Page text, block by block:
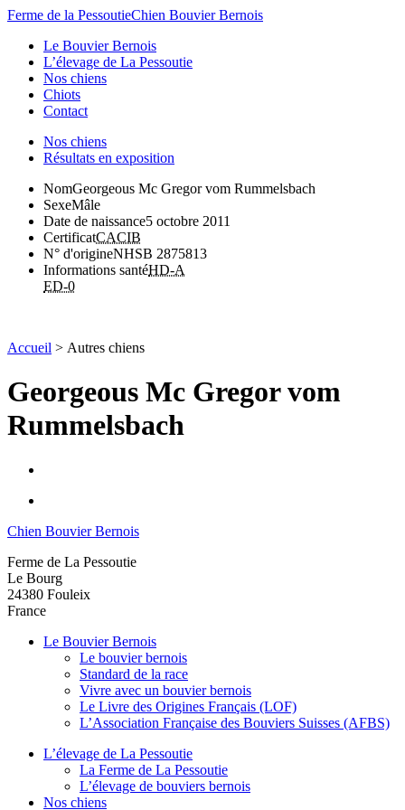
Ferme de la PessoutieChien Bouvier Bernois
Le Bouvier Bernois
L’élevage de La Pessoutie
Nos chiens
Chiots
Contact
Nos chiens
Résultats en exposition
NomGeorgeous Mc Gregor vom Rummelsbach
SexeMâle
Date de naissance5 octobre 2011
CertificatCACIB
N° d'origineNHSB 2875813
Informations santéHD-A
ED-0
Accueil > Autres chiens
Georgeous Mc Gregor vom
Rummelsbach
Chien Bouvier Bernois
Ferme de La Pessoutie
Le Bourg
24380 Fouleix
France
Le Bouvier Bernois
Le bouvier bernois
Standard de la race
Vivre avec un bouvier bernois
Le Livre des Origines Français (LOF)
L’Association Française des Bouviers Suisses (AFBS)
L’élevage de La Pessoutie
La Ferme de La Pessoutie
L’élevage de bouviers bernois
Nos chiens